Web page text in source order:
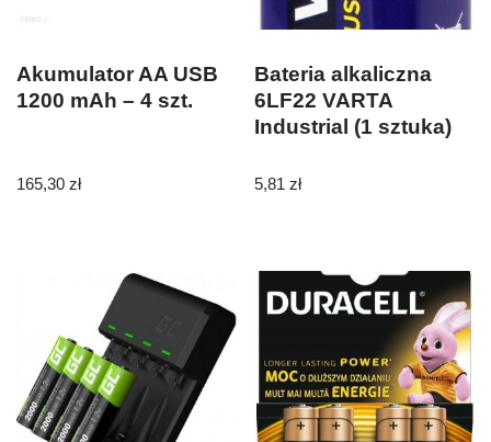
Akumulator AA USB
1200 mAh – 4 szt.
165,30 zł
Bateria alkaliczna
6LF22 VARTA
Industrial (1 sztuka)
5,81zł